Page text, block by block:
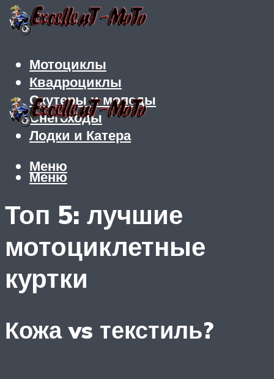
Мотоциклы
Квадроциклы
Скутеры и мопеды
Снегоходы
Лодки и Катера
Меню
Меню
Топ 5: лучшие
мотоциклетные
куртки
Кожа vs текстиль?